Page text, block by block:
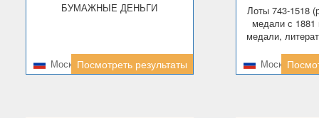
БУМАЖНЫЕ ДЕНЬГИ
МоскваПосмотреть результаты
Лоты 743-1518 (русские монеты и
медали с 1881
медали,
Москва